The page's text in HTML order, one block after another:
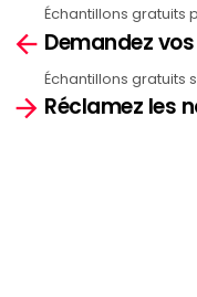
more
Échantillons gratuits
Demandez
Échantillons gratuits
Réclamez les